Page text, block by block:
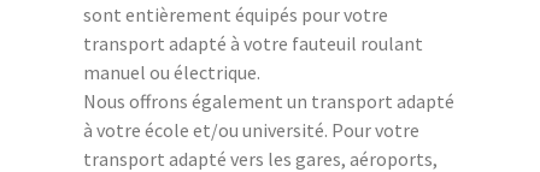
sont entièrement équipés pour votre
transport adapté à votre fauteuil roulant
manuel ou électrique.
Nous offrons également un transport adapté
à votre école et/ou université. Pour votre
transport adapté vers les gares, aéroports,